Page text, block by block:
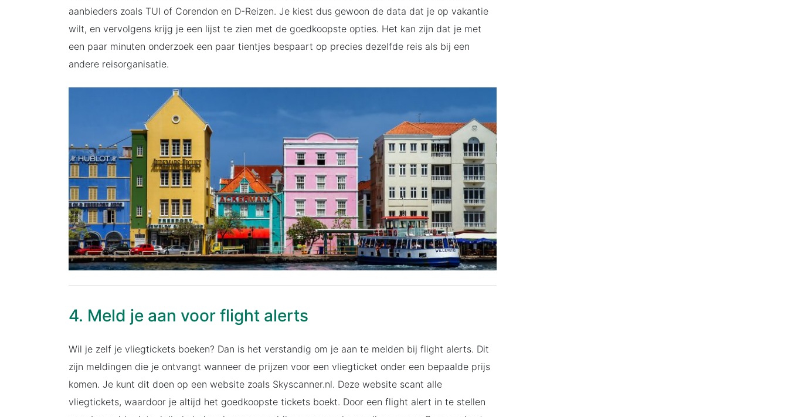
aanbieders zoals TUI of Corendon en D-Reizen. Je kiest dus gewoon de data dat je op vakantie
wilt, en vervolgens krijg je een lijst te zien met de goedkoopste opties. Het kan zijn dat je met
een paar minuten onderzoek een paar tientjes bespaart op precies dezelfde reis als bij een
andere reisorganisatie.
4. Meld je aan voor flight alerts
Wil je zelf je vliegtickets boeken? Dan is het verstandig om je aan te melden bij flight alerts. Dit
zijn meldingen die je ontvangt wanneer de prijzen voor een vliegticket onder een bepaalde prijs
komen. Je kunt dit doen op een website zoals Skyscanner.nl. Deze website scant alle
vliegtickets, waardoor je altijd het goedkoopste tickets boekt. Door een flight alert in te stellen